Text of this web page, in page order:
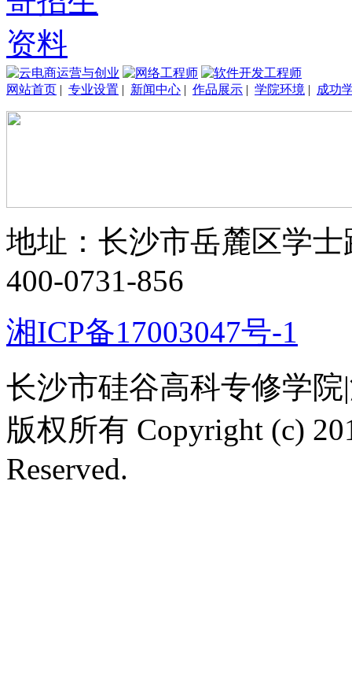
网站首页 | 专业设置 | 新闻中心 | 作品展示 | 学院环境 | 成功
地址：长沙市岳麓区学士
400-0731-856
湘ICP备17003047号-1
长沙市硅谷高科专修学
版权所有 Copyright (c)
Reserved.